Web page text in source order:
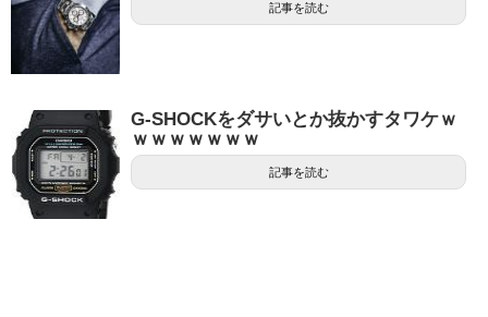
記事を読む
G-SHOCKをダサいとか抜かすタワケｗ
ｗｗｗｗｗｗｗ
記事を読む